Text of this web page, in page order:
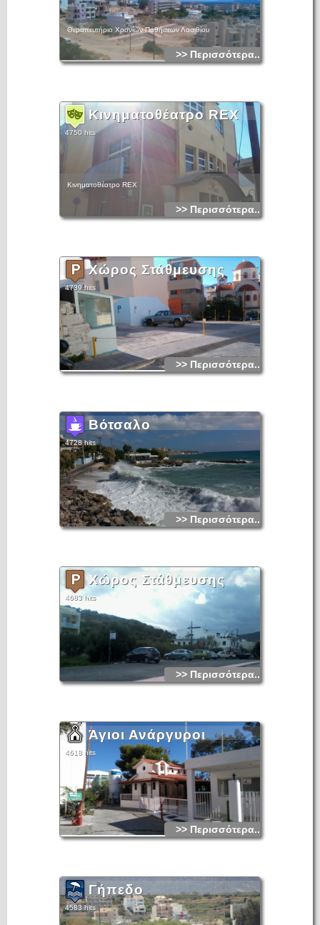
Θεραπευτήριο Χρονίων Παθήσεων Λασιθίου
>> Περισσότερα...
Κινηματοθέατρο REX
4750 hits
Κινηματοθέατρο REX
>> Περισσότερα...
Χώρος Στάθμευσης
4739 hits
>> Περισσότερα...
Βότσαλο
4728 hits
>> Περισσότερα...
Χώρος Στάθμευσης
4683 hits
>> Περισσότερα...
Άγιοι Ανάργυροι
4618 hits
>> Περισσότερα...
Γήπεδο
4583 hits